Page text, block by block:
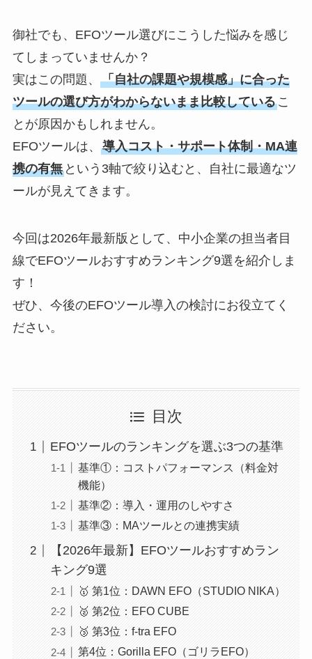
御社でも、EFOツール選びにこうした悩みを感じ
てしまっていませんか？
実はこの問題、 「自社の課題や規模感」に合った
ツールの選び方がわからないまま比較しているこ
とが原因かもしれません。
EFOツールは、 導入コスト・サポート体制・MA連
携の有無という3軸で絞り込むと、自社に最適なツ
ールが見えてきます。
今回は2026年最新版として、中小企業の担当者目
線でEFOツールおすすめランキング9選を紹介しま
す！
ぜひ、今後のEFOツール導入の検討にお役立てく
ださい。
目次
EFOツールのランキングを選ぶ3つの基準
基準①：コストパフォーマンス（料金対
機能）
基準②：導入・運用のしやすさ
基準③：MAツールとの連携実績
【2026年最新】EFOツールおすすめラン
キング9選
🥇 第1位：DAWN EFO（STUDIO NIKA）
🥈 第2位：EFO CUBE
🥉 第3位：f-tra EFO
第4位：Gorilla EFO（ゴリラEFO）